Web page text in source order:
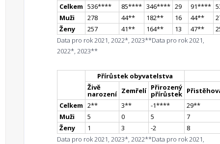
Celkem 536**** 85**** 346**** 29 91****
Muži
278 44** 182** 16 44**
Ženy
257 41** 164** 13 47**
Data pro rok 2021, 2022*, 2023**Data pro rok 2021,
2022*, 2023**
Přírůstek obyvatelstva
Živě
narození Zemřelí Přirozený
přírůstek
Celkem 2** 3** -1**** 29**
Muži
5 0 5
7
Ženy
1 3 -2
8
Data pro rok 2021, 2023*, 2022**Data pro rok 2021,